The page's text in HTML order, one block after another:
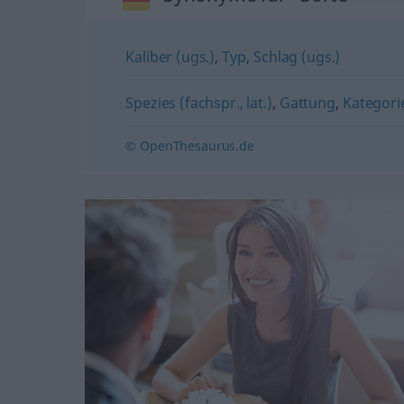
Kaliber (ugs.),Typ, Schlag (ugs.)
Spezies (fachspr., lat.), Gattung,
© OpenThesaurus.de